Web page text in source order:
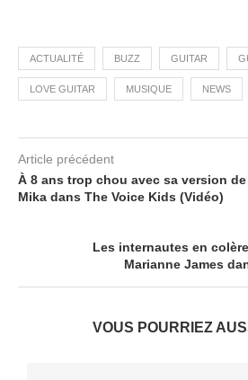
ACTUALITÉ BUZZ GUITAR
LOVE GUITAR MUSIQUE NEWS
Article précédent
À 8 ans trop chou avec sa version
Mika dans The Voice Kids (Vidéo)
Les internautes en
Marianne James
VOUS POURRIEZ